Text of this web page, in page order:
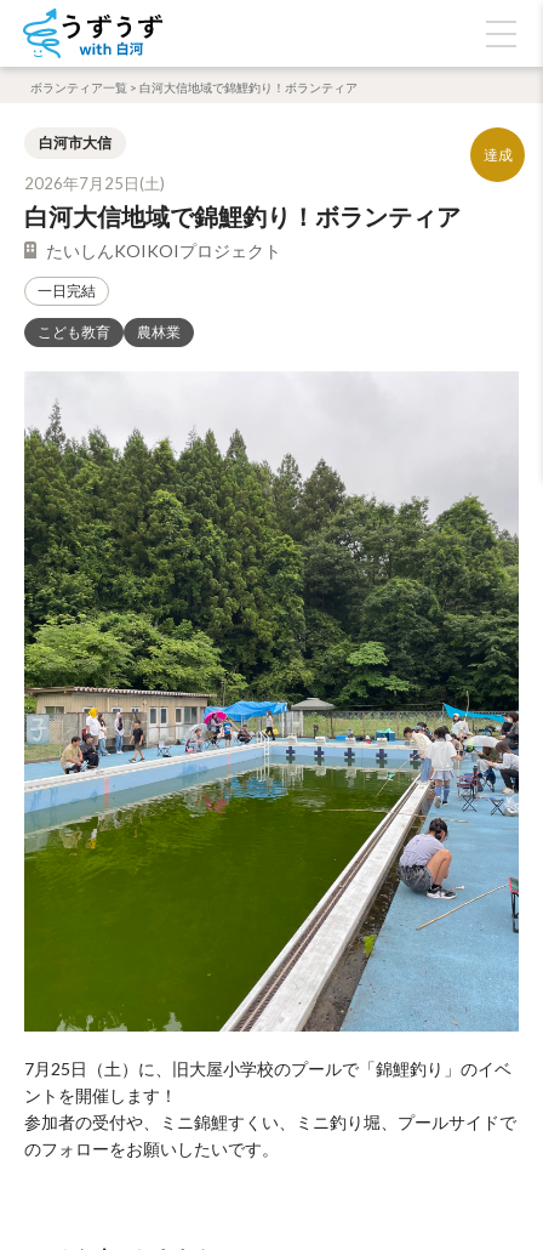
ボランティア一覧 > 白河大信地域で錦鯉釣り！ボランティア
白河市大信
2026年7月25日(土)
白河大信地域で錦鯉釣り！ボランティア
たいしんKOIKOIプロジェクト
一日完結
こども教育 農林業
7月25日（土）に、旧大屋小学校のプールで「錦鯉釣り」のイベ
ントを開催します！
参加者の受付や、ミニ錦鯉すくい、ミニ釣り堀、プールサイドで
のフォローをお願いしたいです。